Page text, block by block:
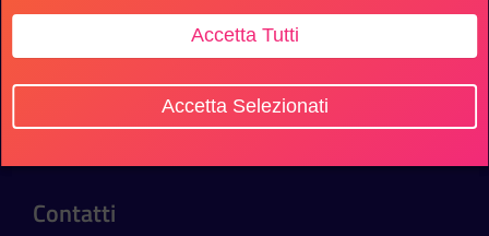
Sede Ufficio
Via della Ferratella in Laterano, 51
Contatti
Accetta Tutti
Accetta Selezionati